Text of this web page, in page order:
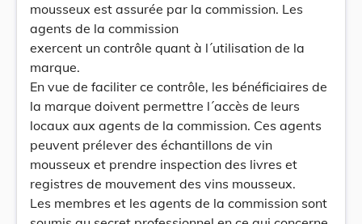
mousseux est assurée par la commission. Les
agents de la commission
exercent un contrôle quant à l´utilisation de la
marque.
En vue de faciliter ce contrôle, les bénéficiaires de
la marque doivent permettre l´accès de leurs
locaux aux agents de la commission. Ces agents
peuvent prélever des échantillons de vin
mousseux et prendre inspection des livres et
registres de mouvement des vins mousseux.
Les membres et les agents de la commission sont